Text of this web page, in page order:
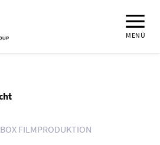
MENÜ
FILMPRODUKTION